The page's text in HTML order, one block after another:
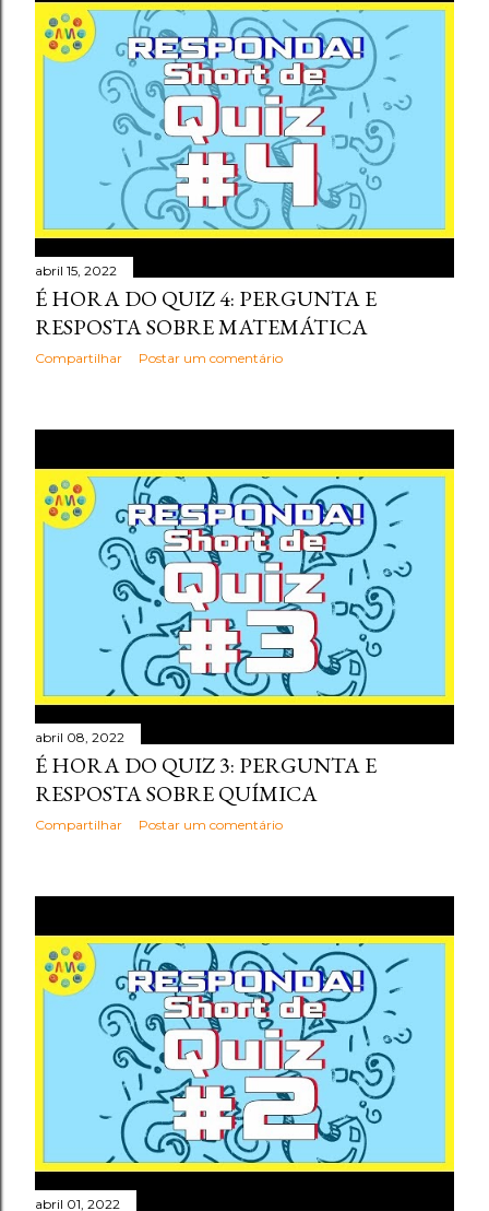
abril 15, 2022
É HORA DO QUIZ 4: PERGUNTA E
RESPOSTA SOBRE MATEMÁTICA
Compartilhar Postar um comentário
abril 08, 2022
É HORA DO QUIZ 3: PERGUNTA E
RESPOSTA SOBRE QUÍMICA
Compartilhar Postar um comentário
abril 01, 2022